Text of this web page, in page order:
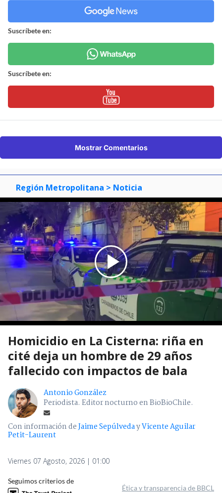
Suscríbete en:
Suscríbete en:
Mostrar Comentarios
Región Metropolitana > Noticia
Homicidio en La Cisterna: riña en
cité deja un hombre de 29 años
fallecido con impactos de bala
Antonio González
Periodista. Editor nocturno en BioBioChile.
Con información deJaime SepúlvedayVicente Aguilar
Petit-Laurent
Viernes 07 Agosto, 2026 | 01:00
Seguimos criterios de
Ética y transparencia de BBCL